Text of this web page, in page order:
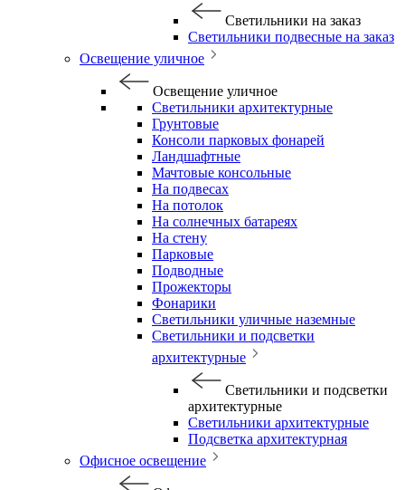
Светильники на заказ
Светильники подвесные на заказ
Освещение уличное
Освещение уличное
Светильники архитектурные
Грунтовые
Консоли парковых фонарей
Ландшафтные
Мачтовые консольные
На подвесах
На потолок
На солнечных батареях
На стену
Парковые
Подводные
Прожекторы
Фонарики
Светильники уличные наземные
Светильники и подсветки
архитектурные
Светильники и подсветки
архитектурные
Светильники архитектурные
Подсветка архитектурная
Офисное освещение